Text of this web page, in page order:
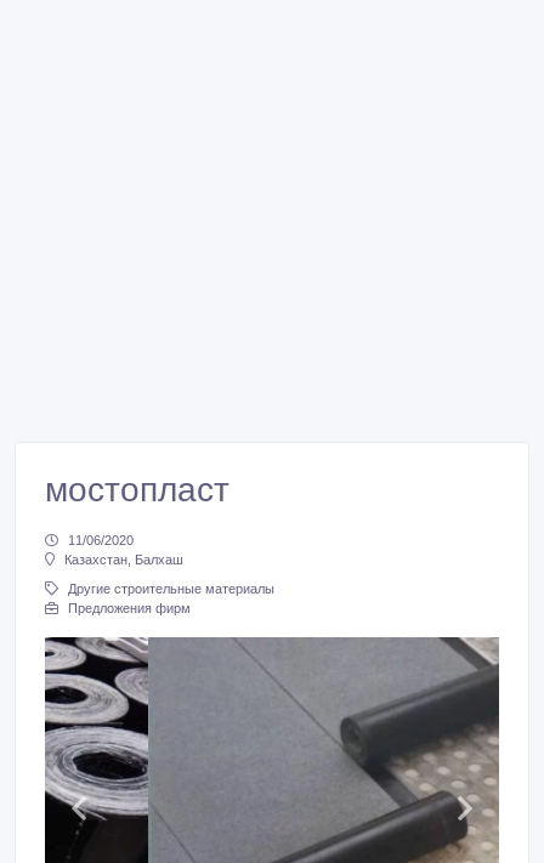
мостопласт
11/06/2020
Казахстан, Балхаш
Другие строительные материалы
Предложения фирм